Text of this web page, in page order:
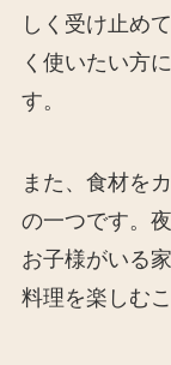
しく受け止め
く使いたい方
す。
また、食材を
の一つです。
お子様がいる
料理を楽しむ